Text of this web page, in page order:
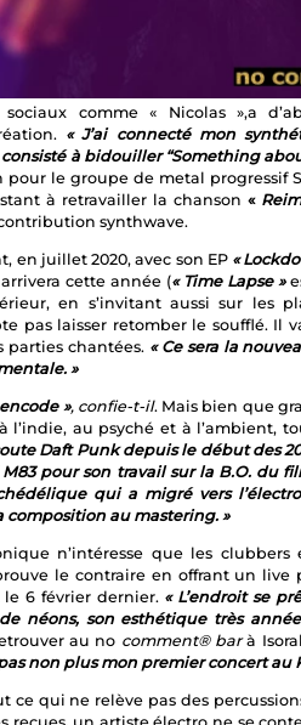
à bidouiller “Something
pour le groupe de metal progressif
à retravailler la chanson«
synthwave.
en juillet 2020, avec son EP«
cette année (« Time Lapse »
en s’invitant aussi sur les
pas laisser retomber le soufflé. Il
parties chantées.« Ce sera la
», confie-t-il. Mais bien que
l’indie, au psyché et à l’ambient,
Daft Punk depuis le début des
M83 pour son travail sur la B.O. du
qui a migré vers l’électro
n’intéresse que les clubbers
le contraire en offrant un live
le 6 février dernier.« L’endroit se
néons, son esthétique très
au nocomment® bar
ce qui ne relève pas des
reçues, un artiste électro ne se
les chansons avec le
plus contrôlable ».Sans
c’est comme ça qu’on